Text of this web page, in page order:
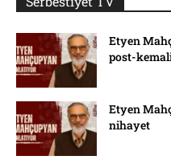
Etyen
post-
Etyen
nihayet